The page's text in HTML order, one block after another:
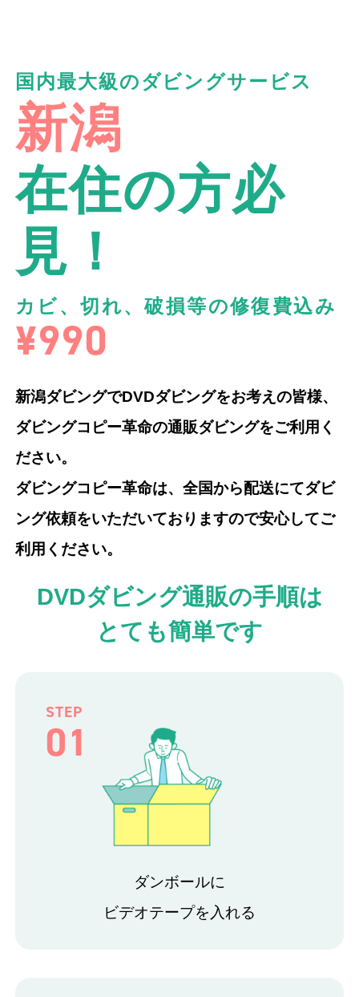
国内最大級のダビングサービス
新潟
在住の方必
見！
カビ、切れ、破損等の修復費込み
¥990
新潟ダビングでDVDダビングをお考えの皆様、
ダビングコピー革命の通販ダビングをご利用く
ださい。
ダビングコピー革命は、全国から配送にてダビ
ング依頼をいただいておりますので安心してご
利用ください。
DVDダビング通販の手順は
とても簡単です
STEP
01
ダンボールに
ビデオテープを入れる